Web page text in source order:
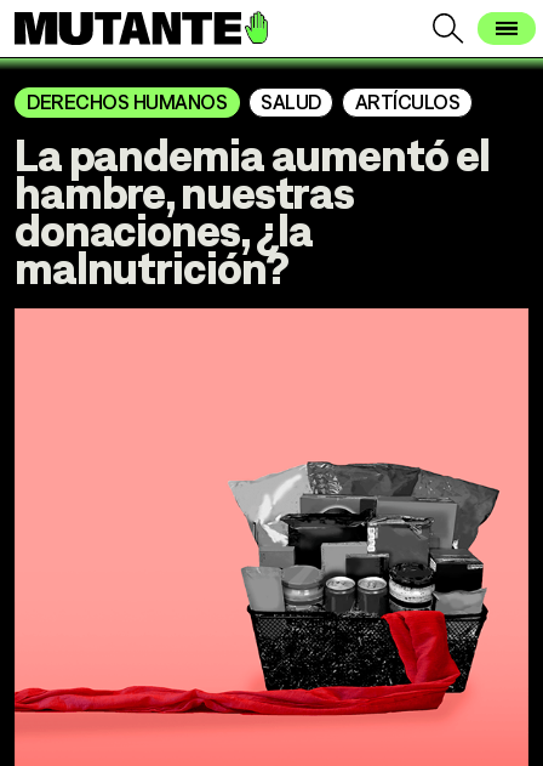
DERECHOS HUMANOS SALUD ARTÍCULOS
La pandemia aumentó el
hambre, nuestras
donaciones, ¿la
malnutrición?